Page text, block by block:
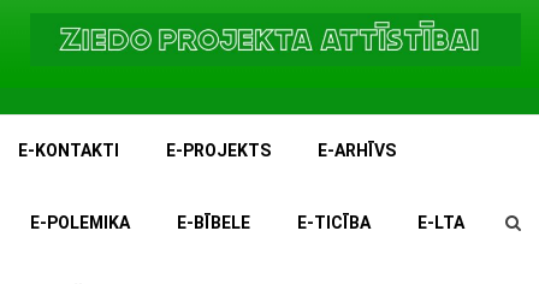
E-KONTAKTI E-PROJEKTS E-ARHĪVS
E-POLEMIKA E-BĪBELE E-TICĪBA E-LTA